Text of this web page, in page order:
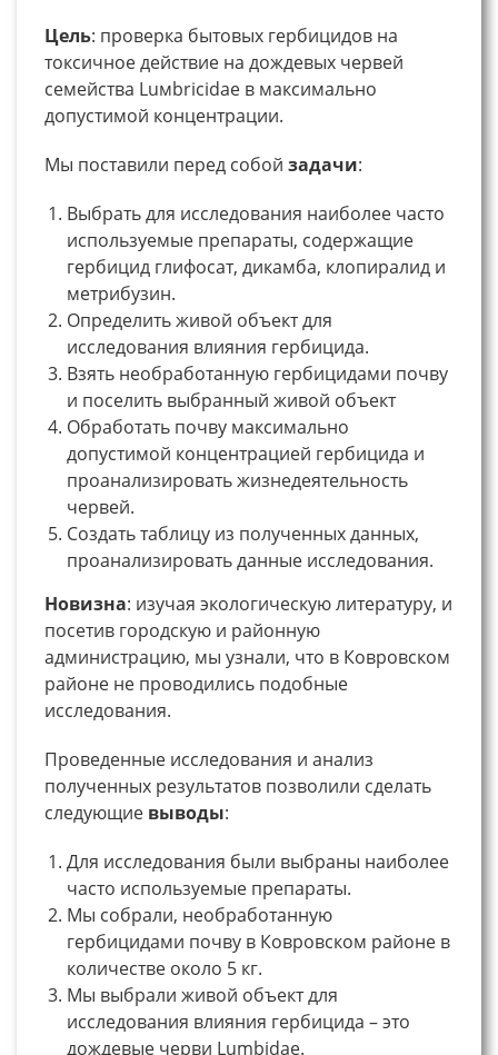
Цель: проверка бытовых гербицидов на
токсичное действие на дождевых червей
семейства Luмbricidae в максимально
допустимой концентрации.
Мы поставили перед собой задачи:
Выбрать для исследования наиболее часто
используемые препараты, содержащие
гербицид глифосат, дикамба, клопиралид и
метрибузин.
Определить живой объект для
исследования влияния гербицида.
Взять необработанную гербицидами почву
и поселить выбранный живой объект
Обработать почву максимально
допустимой концентрацией гербицида и
проанализировать жизнедеятельность
червей.
Создать таблицу из полученных данных,
проанализировать данные исследования.
Новизна: изучая экологическую литературу, и
посетив городскую и районную
администрацию, мы узнали, что в Ковровском
районе не проводились подобные
исследования.
Проведенные исследования и анализ
полученных результатов позволили сделать
следующие выводы:
Для исследования были выбраны наиболее
часто используемые препараты.
Мы собрали, необработанную
гербицидами почву в Ковровском районе в
количестве около 5 кг.
Мы выбрали живой объект для
исследования влияния гербицида – это
дождевые черви Lumbidae.